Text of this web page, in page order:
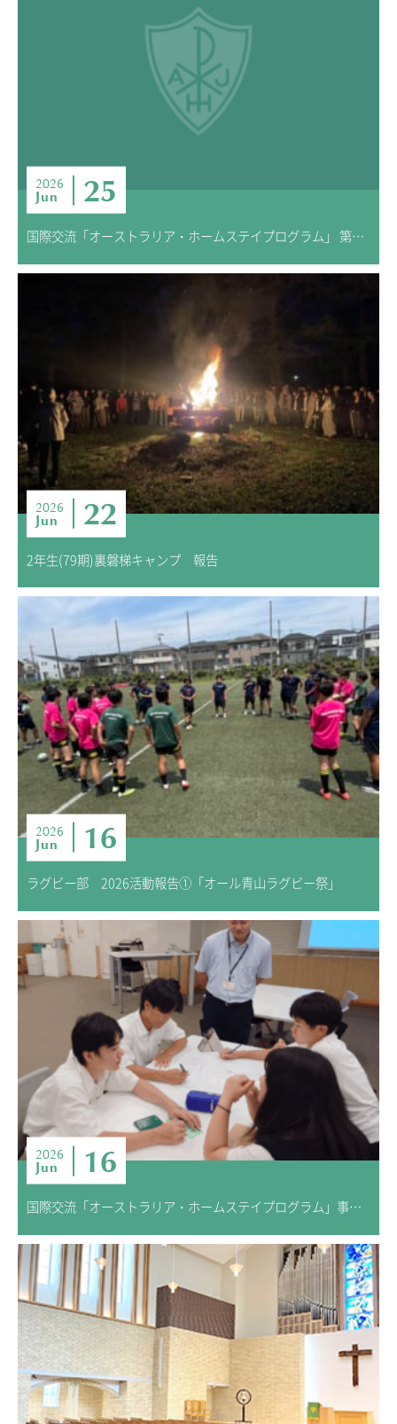
2026
Jun 25
国際交流「オーストラリア・ホームステイプログラム」 第2回 事前学習
2026
Jun 22
2年生(79期)裏磐梯キャンプ 報告
2026
Jun 16
ラグビー部 2026活動報告①「オール青山ラグビー祭」
2026
Jun 16
国際交流「オーストラリア・ホームステイプログラム」事前学習スタート！